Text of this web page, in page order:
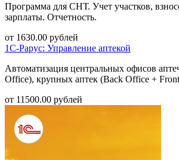
Программа для СНТ. Учет участков,
зарплаты. Отчетность.
от 1630.00 рублей
1С-Рарус: Управление аптекой
Автоматизация центральных офисов
Office), крупных аптек (Back Office +
от 11500.00 рублей